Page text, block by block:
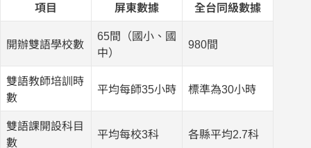
項目 屏東數據 全台同級數據
開辦雙語學校數
65間（國小、國
中）
980間
雙語教師培訓時
數
平均每師35小時 標準為30小時
雙語課開設科目
數
平均每校3科 各縣平均2.7科